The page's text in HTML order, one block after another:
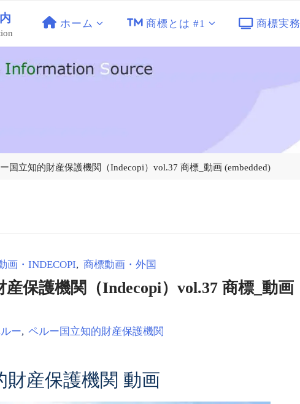
内 ホーム 商標とは #1 商標実務
国立知的財産保護機関（Indecopi）vol.37 商標_動画 (embedded)
画・INDECOPI, 商標動画・外国
保護機関（Indecopi）vol.37 商標_動画
ー, ペルー国立知的財産保護機関
財産保護機関 動画